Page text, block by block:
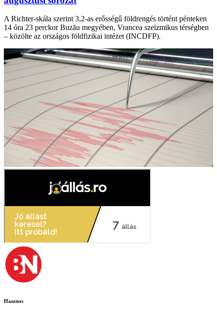
A Richter-skála szerint 3,2-as erősségű földrengés történt pénteken
14 óra 23 perckor Buzău megyében, Vrancea szeizmikus térségben
– közölte az országos földfizikai intézet (INCDFP).
Hasznos